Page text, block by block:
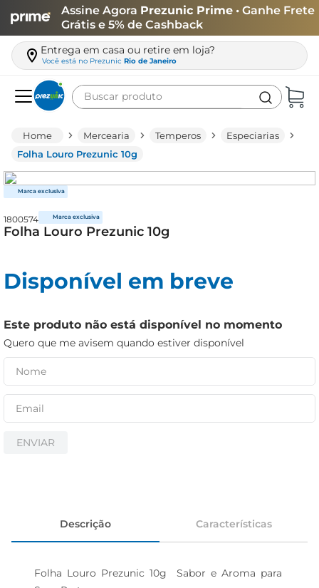
Assine Agora Prezunic Prime • Ganhe Frete
Grátis e 5% de Cashback
Entrega em casa ou retire em loja?
Você está no Prezunic Rio de Janeiro
Buscar produto
Mercearia Temperos
Especiarias
Folha Louro Prezunic 10g
1800574
Folha Louro Prezunic 10g
Disponível em breve
Este produto não está disponível no momento
Quero que me avisem quando estiver disponível
ENVIAR
Descrição Características
Folha Louro Prezunic 10g  Sabor e Aroma para
leite
café
queijo
biscoito
cerveja
iogurte
papel higiênico